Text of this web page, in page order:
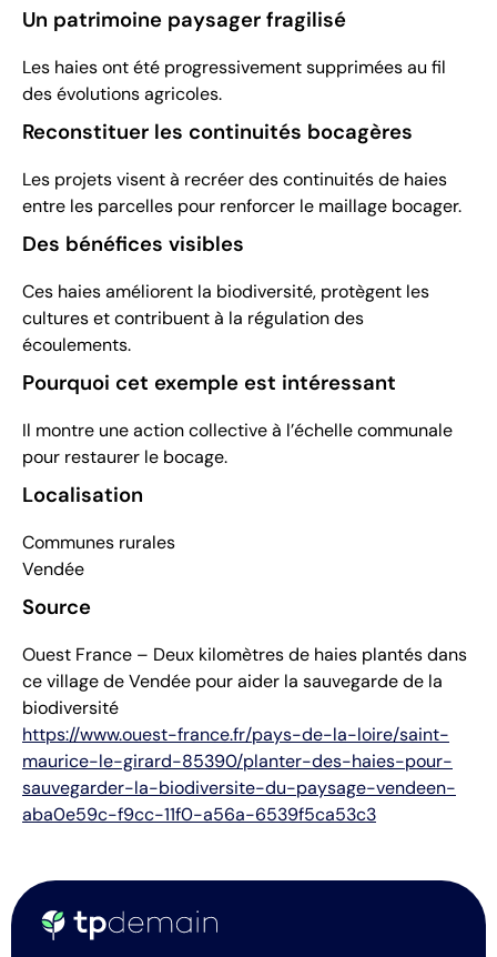
Un patrimoine paysager fragilisé
Les haies ont été progressivement supprimées au fil
des évolutions agricoles.
Reconstituer les continuités bocagères
Les projets visent à recréer des continuités de haies
entre les parcelles pour renforcer le maillage bocager.
Des bénéfices visibles
Ces haies améliorent la biodiversité, protègent les
cultures et contribuent à la régulation des
écoulements.
Pourquoi cet exemple est intéressant
Il montre une action collective à l’échelle communale
pour restaurer le bocage.
Localisation
Communes rurales
Vendée
Source
Ouest France – Deux kilomètres de haies plantés dans
ce village de Vendée pour aider la sauvegarde de la
biodiversité
https://www.ouest-france.fr/pays-de-la-loire/saint-
maurice-le-girard-85390/planter-des-haies-pour-
sauvegarder-la-biodiversite-du-paysage-vendeen-
aba0e59c-f9cc-11f0-a56a-6539f5ca53c3